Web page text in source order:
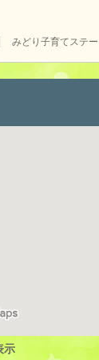
みどり子育てステ
示